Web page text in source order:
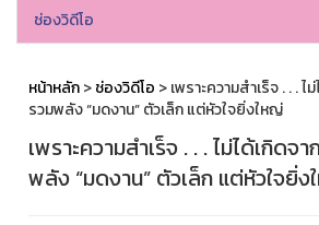
ช่องวิดีโอ
หน้าหลัก>ช่องวิดีโอ > เพราะความสำเร็จ . . .
รวมพลัง “มดงาน” ตัวเล็ก แต่หัวใจยิ่งใหญ่
เพราะความสำเร็จ . . . ไม่ได้เกิดจ
พลัง “มดงาน” ตัวเล็ก แต่หัวใจยิ่